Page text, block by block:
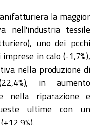
la maggior
nell'industria tessile
uno dei pochi
in calo (-1,7%),
nella produzione di
in aumento
nella riparazione e
ultime con un